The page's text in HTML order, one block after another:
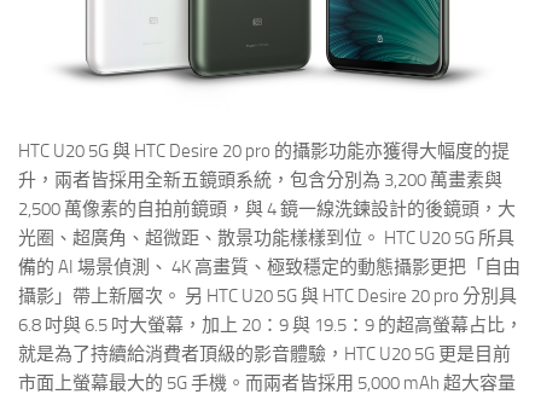
HTC U20 5G 與 HTC Desire 20 pro 的攝影功能亦獲得大幅度的提
升，兩者皆採用全新五鏡頭系統，包含分別為 3,200 萬畫素與
2,500 萬像素的自拍前鏡頭，與 4 鏡一線洗鍊設計的後鏡頭，大
光圈、超廣角、超微距、散景功能樣樣到位。 HTC U20 5G 所具
備的 AI 場景偵測、 4K 高畫質、極致穩定的動態攝影更把「自由
攝影」帶上新層次。 另 HTC U20 5G 與 HTC Desire 20 pro 分別具
6.8 吋與 6.5 吋大螢幕，加上 20：9 與 19.5：9 的超高螢幕占比，
就是為了持續給消費者頂級的影音體驗，HTC U20 5G 更是目前
市面上螢幕最大的 5G 手機。而兩者皆採用 5,000 mAh 超大容量